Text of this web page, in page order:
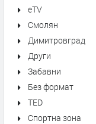
eTV
Смолян
Димитровград
Други
Забавни
Без формат
TED
Спортна зона